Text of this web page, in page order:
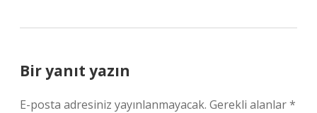
Bir yanıt yazın
E-posta adresiniz yayınlanmayacak. Gerekli alanlar*